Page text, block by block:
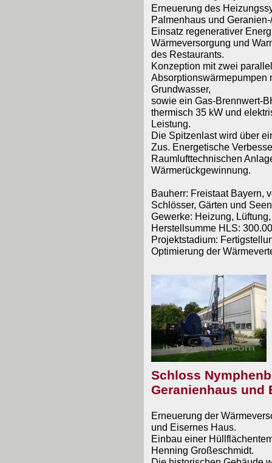
Erneuerung des
Palmenhaus und
Einsatz regenerativer
Wärmeversorgung und
des Restaurants.
Konzeption mit zwei
Absorptionswärmepumpen
Grundwasser,
sowie ein Gas-Brennwert-
thermisch 35 kW und
Leistung.
Die Spitzenlast wird über
Zus. Energetische
Raumlufttechnischen
Wärmerückgewinnung.
Bauherr: Freistaat Bayern,
Schlösser, Gärten und
Gewerke: Heizung,
Herstellsumme HLS:
Projektstadium:
Optimierung der
Schloss
Geranienhaus und
Erneuerung der
und Eisernes Haus.
Einbau einer
Henning Großeschmidt.